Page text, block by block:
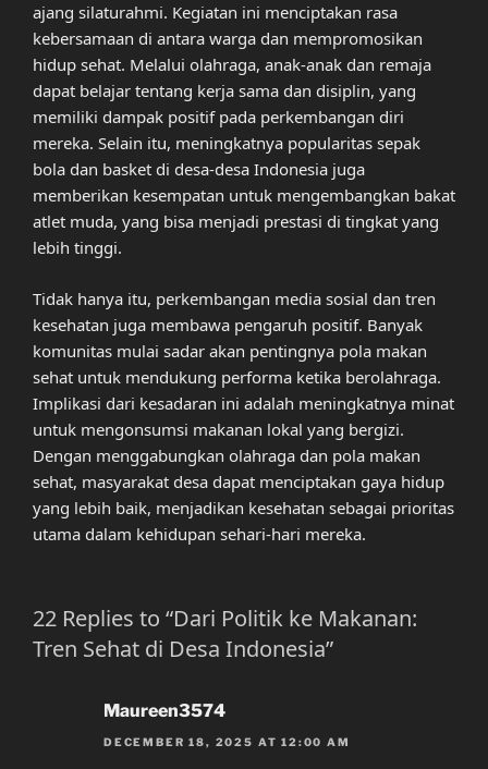
ajang silaturahmi. Kegiatan ini menciptakan rasa
kebersamaan di antara warga dan mempromosikan
hidup sehat. Melalui olahraga, anak-anak dan remaja
dapat belajar tentang kerja sama dan disiplin, yang
memiliki dampak positif pada perkembangan diri
mereka. Selain itu, meningkatnya popularitas sepak
bola dan basket di desa-desa Indonesia juga
memberikan kesempatan untuk mengembangkan bakat
atlet muda, yang bisa menjadi prestasi di tingkat yang
lebih tinggi.
Tidak hanya itu, perkembangan media sosial dan tren
kesehatan juga membawa pengaruh positif. Banyak
komunitas mulai sadar akan pentingnya pola makan
sehat untuk mendukung performa ketika berolahraga.
Implikasi dari kesadaran ini adalah meningkatnya minat
untuk mengonsumsi makanan lokal yang bergizi.
Dengan menggabungkan olahraga dan pola makan
sehat, masyarakat desa dapat menciptakan gaya hidup
yang lebih baik, menjadikan kesehatan sebagai prioritas
utama dalam kehidupan sehari-hari mereka.
22 Replies to “Dari Politik ke Makanan:
Tren Sehat di Desa Indonesia”
Maureen3574
DECEMBER 18, 2025 AT 12:00 AM